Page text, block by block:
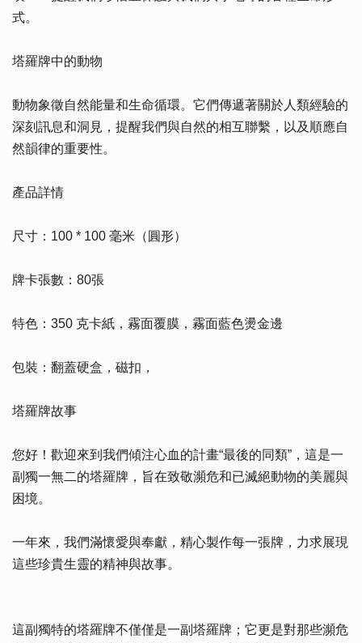
式。
塔羅牌中的動物
動物象徵自然能量和生命循環。它們傳遞著關於人類經驗的
深刻訊息和洞見，提醒我們與自然的相互聯繫，以及順應自
然韻律的重要性。
產品詳情
尺寸：100 * 100 毫米（圓形）
牌卡張數：80張
特色：350 克卡紙，霧面覆膜，霧面藍色燙金邊
包裝：翻蓋硬盒，磁扣，
塔羅牌故事
您好！歡迎來到我們傾注心血的計畫“最後的同類”，這是一
副獨一無二的塔羅牌，旨在致敬瀕危和已滅絕動物的美麗與
困境。
一年來，我們滿懷愛與奉獻，精心製作每一張牌，力求展現
這些珍貴生靈的精神與故事。
這副獨特的塔羅牌不僅僅是一副塔羅牌；它更是對那些瀕危